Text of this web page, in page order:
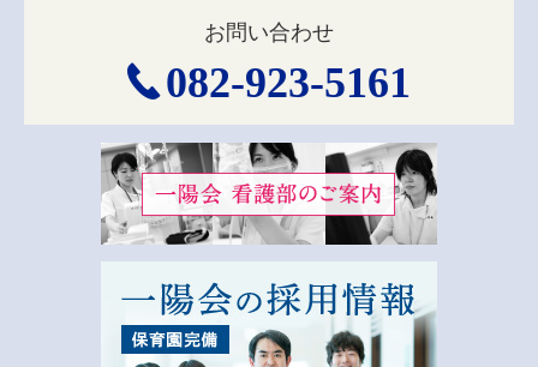
お問い合わせ
082-923-5161